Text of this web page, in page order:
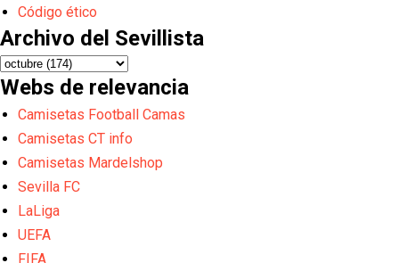
Código ético
Archivo del Sevillista
Webs de relevancia
Camisetas Football Camas
Camisetas CT info
Camisetas Mardelshop
Sevilla FC
LaLiga
UEFA
FIFA